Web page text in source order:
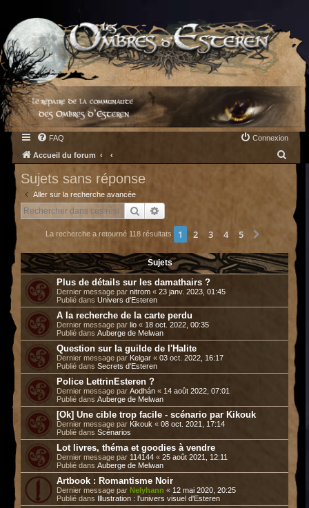
FAQ Connexion
Accueil du forum
c
h
Sujets sans réponse
Aller sur la recherche avancée
Rechercher
La recherche a retourné 118 résultats 1 2 3 4 5
Sujets
Plus de détails sur les damathairs ?
Dernier message par nitrom « 23 janv. 2023, 01:45
Publié dans Univers d'Esteren
A la recherche de la carte perdu
Dernier message par lio « 18 oct. 2022, 00:35
Publié dans Auberge de Melwan
Question sur la guilde de l'Halite
Dernier message par Kelgar « 03 oct. 2022, 16:17
Publié dans Secrets d'Esteren
Police LettrinEsteren ?
Dernier message par Aodhán « 14 août 2022, 07:01
Publié dans Auberge de Melwan
[Ok] Une cible trop facile - scénario par Kikouk
Dernier message par Kikouk « 08 oct. 2021, 17:14
Publié dans Scénarios
Lot livres, théma et goodies à vendre
Dernier message par 114144 « 25 août 2021, 12:11
Publié dans Auberge de Melwan
Artbook : Romantisme Noir
Dernier message par Nelyhann « 12 mai 2020, 20:25
Publié dans
Illustration : l'univers visuel d'Esteren